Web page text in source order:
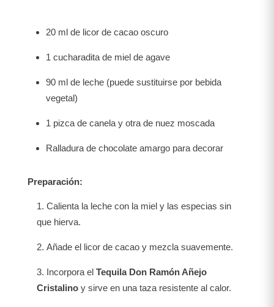
20 ml de licor de cacao oscuro
1 cucharadita de miel de agave
90 ml de leche (puede sustituirse por bebida
vegetal)
1 pizca de canela y otra de nuez moscada
Ralladura de chocolate amargo para decorar
Preparación:
Calienta la leche con la miel y las especias sin
que hierva.
Añade el licor de cacao y mezcla suavemente.
Incorpora el Tequila Don Ramón Añejo
Cristalino y sirve en una taza resistente al calor.